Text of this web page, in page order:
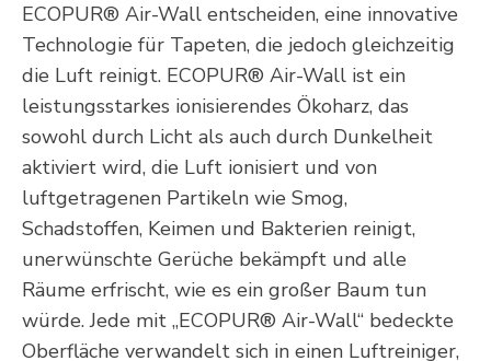
ECOPUR® Air-Wall entscheiden, eine innovative
Technologie für Tapeten, die jedoch gleichzeitig
die Luft reinigt. ECOPUR® Air-Wall ist ein
leistungsstarkes ionisierendes Ökoharz, das
sowohl durch Licht als auch durch Dunkelheit
aktiviert wird, die Luft ionisiert und von
luftgetragenen Partikeln wie Smog,
Schadstoffen, Keimen und Bakterien reinigt,
unerwünschte Gerüche bekämpft und alle
Räume erfrischt, wie es ein großer Baum tun
würde. Jede mit „ECOPUR® Air-Wall“ bedeckte
Oberfläche verwandelt sich in einen Luftreiniger,